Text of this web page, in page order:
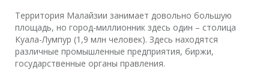
Территория Малайзии занимает довольно большую
площадь, но город-миллионник здесь один – столица
Куала-Лумпур (1,9 млн человек). Здесь находятся
различные промышленные предприятия, биржи,
государственные органы правления.